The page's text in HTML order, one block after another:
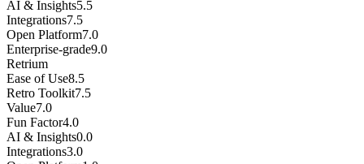
AI & Insights5.5
Integrations7.5
Open Platform7.0
Enterprise-grade9.0
Retrium
Ease of Use8.5
Retro Toolkit7.5
Value7.0
Fun Factor4.0
AI & Insights0.0
Integrations3.0